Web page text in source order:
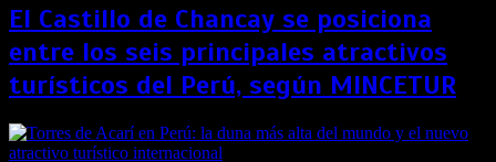
El Castillo de Chancay se posiciona
entre los seis principales atractivos
turísticos del Perú, según MINCETUR